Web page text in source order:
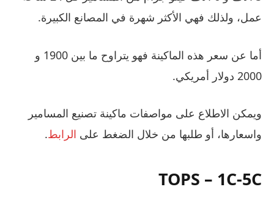
عمل، ولذلك فهي الأكثر شهرة في المصانع الكبيرة.
أما عن سعر هذه الماكينة فهو يتراوح ما بين 1900 و
2000 دولار أمريكي.
ويمكن الاطلاع على مواصفات ماكينة تصنيع المسامير
واسعارها، أو طلبها من خلال الضغط على الرابط.
TOPS – 1C-5C